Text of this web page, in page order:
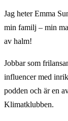
Jag heter Emma
min familj – min
av halm!
Jobbar som
influencer med
podden och är en
Klimatklubben.